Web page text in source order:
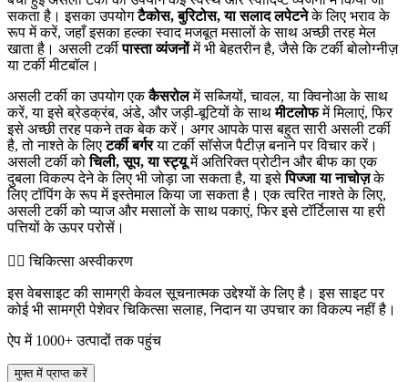
सकता है। इसका उपयोगटैकोस, बुरिटोस, या सलाद लपेटनेके लिए भराव के
रूप में करें, जहाँ इसका हल्का स्वाद मजबूत मसालों के साथ अच्छी तरह मेल
खाता है। असली टर्कीपास्ता व्यंजनोंमें भी बेहतरीन है, जैसे कि टर्की बोलोग्नीज़
या टर्की मीटबॉल।
असली टर्की का उपयोग एककैसरोलमें सब्जियों, चावल, या क्विनोआ के साथ
करें, या इसे ब्रेडक्रंब, अंडे, और जड़ी-बूटियों के साथमीटलोफमें मिलाएं, फिर
इसे अच्छी तरह पकने तक बेक करें। अगर आपके पास बहुत सारी असली टर्की
है, तो नाश्ते के लिएटर्की बर्गरया टर्की सॉसेज पैटीज़ बनाने पर विचार करें।
असली टर्की कोचिली, सूप, या स्ट्यूमें अतिरिक्त प्रोटीन और बीफ का एक
दुबला विकल्प देने के लिए भी जोड़ा जा सकता है, या इसेपिज्जा या नाचोज़के
लिए टॉपिंग के रूप में इस्तेमाल किया जा सकता है। एक त्वरित नाश्ते के लिए,
असली टर्की को प्याज और मसालों के साथ पकाएं, फिर इसे टॉर्टिलास या हरी
पत्तियों के ऊपर परोसें।
👨‍⚕️️ चिकित्सा अस्वीकरण
इस वेबसाइट की सामग्री केवल सूचनात्मक उद्देश्यों के लिए है। इस साइट पर
कोई भी सामग्री पेशेवर चिकित्सा सलाह, निदान या उपचार का विकल्प नहीं है।
ऐप में 1000+ उत्पादों तक पहुंच
मुफ्त में प्राप्त करें